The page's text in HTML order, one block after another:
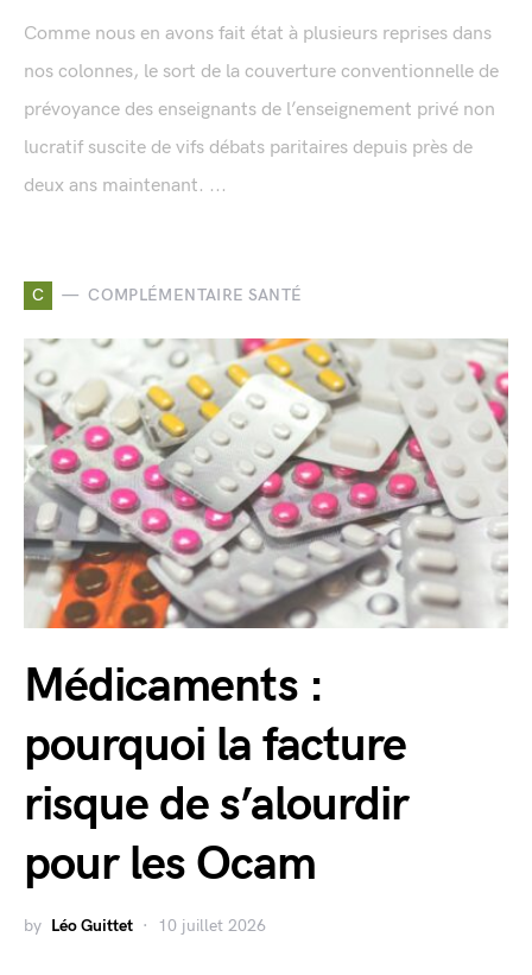
Comme nous en avons fait état à plusieurs reprises dans
nos colonnes, le sort de la couverture conventionnelle de
prévoyance des enseignants de l’enseignement privé non
lucratif suscite de vifs débats paritaires depuis près de
deux ans maintenant. ...
C COMPLÉMENTAIRE SANTÉ
Médicaments :
pourquoi la facture
risque de s’alourdir
pour les Ocam
by Léo Guittet 10 juillet 2026